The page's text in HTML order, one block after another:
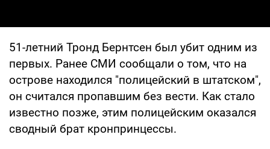
51-летний Тронд Бернтсен был убит одним из
первых. Ранее СМИ сообщали о том, что на
острове находился "полицейский в штатском",
он считался пропавшим без вести. Как стало
известно позже, этим полицейским оказался
сводный брат кронпринцессы.